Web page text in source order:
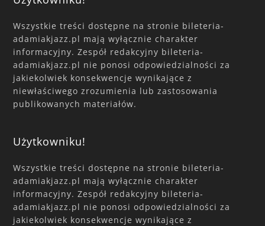
Wszystkie treści dostępne na stronie bileteria-
adamiakjazz.pl mają wyłącznie charakter
informacyjny. Zespół redakcyjny bileteria-
adamiakjazz.pl nie ponosi odpowiedzialności za
jakiekolwiek konsekwencje wynikające z
niewłaściwego zrozumienia lub zastosowania
publikowanych materiałów.
Użytkowniku!
Wszystkie treści dostępne na stronie bileteria-
adamiakjazz.pl mają wyłącznie charakter
informacyjny. Zespół redakcyjny bileteria-
adamiakjazz.pl nie ponosi odpowiedzialności za
jakiekolwiek konsekwencje wynikające z